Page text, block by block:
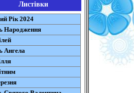
Листівки
Рік 2024
Народження
Ангела